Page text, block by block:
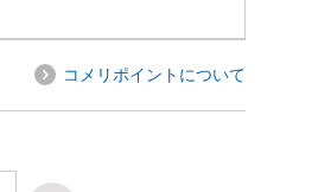
コメリポイントについて